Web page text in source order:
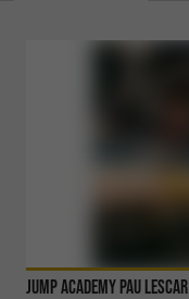
Jump Academy Pau Lescar